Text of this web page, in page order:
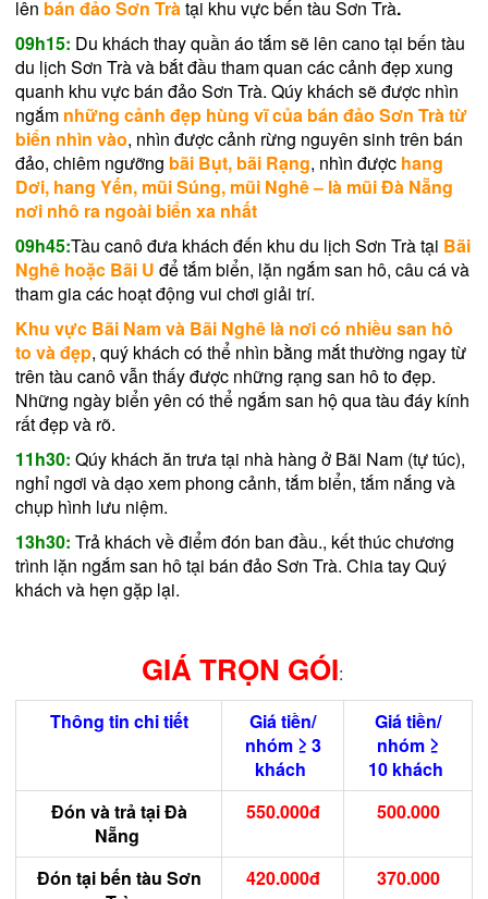
lên bán đảo Sơn Tràtại khu vực bến tàu Sơn Trà.
09h15: Du khách thay quần áo tắm sẽ lên cano tại bến tàu
du lịch Sơn Trà và bắt đầu tham quan các cảnh đẹp xung
quanh khu vực bán đảo Sơn Trà. Qúy khách sẽ được nhìn
ngắm những cảnh đẹp hùng vĩ của bán đảo Sơn Trà từ
biển nhìn vào, nhìn được cảnh rừng nguyên sinh trên bán
đảo, chiêm ngưỡng bãi Bụt, bãi Rạng, nhìn được hang
Dơi, hang Yến, mũi Súng, mũi Nghê – là mũi Đà Nẵng
nơi nhô ra ngoài biển xa nhất
09h45:Tàu canô đưa khách đến khu du lịch Sơn Trà tại Bãi
Nghê hoặc Bãi U để tắm biển, lặn ngắm san hô, câu cá và
tham gia các hoạt động vui chơi giải trí.
Khu vực Bãi Nam và Bãi Nghê là nơi có nhiều san hô
to và đẹp, quý khách có thể nhìn bằng mắt thường ngay từ
trên tàu canô vẫn thấy được những rạng san hô to đẹp.
Những ngày biển yên có thể ngắm san hộ qua tàu đáy kính
rất đẹp và rõ.
11h30: Qúy khách ăn trưa tại nhà hàng ở Bãi Nam (tự túc),
nghỉ ngơi và dạo xem phong cảnh, tắm biển, tắm nắng và
chụp hình lưu niệm.
13h30: Trả khách về điểm đón ban đầu., kết thúc chương
trình lặn ngắm san hô tại bán đảo Sơn Trà. Chia tay Quý
khách và hẹn gặp lại.
GIÁ TRỌN GÓI:
Thông tin chi tiết
Giá tiền/
nhóm ≥ 3
khách
Giá tiền/
nhóm ≥
10 khách
Đón và trả tại Đà
Nẵng
550.000đ 500.000
Đón tại bến tàu Sơn
420.000đ 370.000